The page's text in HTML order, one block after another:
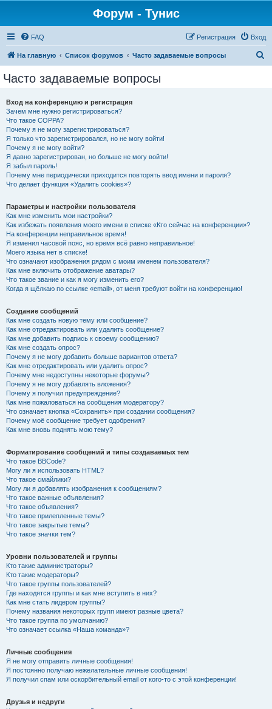
Форум - Тунис
FAQ Вход
Регистрация
На главную Список форумов Часто задаваемые вопросы
Часто задаваемые вопросы
Вход на конференцию и регистрация
Зачем мне нужно регистрироваться?
Что такое COPPA?
Почему я не могу зарегистрироваться?
Я только что зарегистрировался, но не могу войти!
Почему я не могу войти?
Я давно зарегистрирован, но больше не могу войти!
Я забыл пароль!
Почему мне периодически приходится повторять ввод имени и пароля?
Что делает функция «Удалить cookies»?
Параметры и настройки пользователя
Как мне изменить мои настройки?
Как избежать появления моего имени в списке «Кто сейчас на конференции»?
На конференции неправильное время!
Я изменил часовой пояс, но время всё равно неправильное!
Моего языка нет в списке!
Что означают изображения рядом с моим именем пользователя?
Как мне включить отображение аватары?
Что такое звание и как я могу изменить его?
Когда я щёлкаю по ссылке «email», от меня требуют войти на конференцию!
Создание сообщений
Как мне создать новую тему или сообщение?
Как мне отредактировать или удалить сообщение?
Как мне добавить подпись к своему сообщению?
Как мне создать опрос?
Почему я не могу добавить больше вариантов ответа?
Как мне отредактировать или удалить опрос?
Почему мне недоступны некоторые форумы?
Почему я не могу добавлять вложения?
Почему я получил предупреждение?
Как мне пожаловаться на сообщения модератору?
Что означает кнопка «Сохранить» при создании сообщения?
Почему моё сообщение требует одобрения?
Как мне вновь поднять мою тему?
Форматирование сообщений и типы создаваемых тем
Что такое BBCode?
Могу ли я использовать HTML?
Что такое смайлики?
Могу ли я добавлять изображения к сообщениям?
Что такое важные объявления?
Что такое объявления?
Что такое прилепленные темы?
Что такое закрытые темы?
Что такое значки тем?
Уровни пользователей и группы
Кто такие администраторы?
Кто такие модераторы?
Что такое группы пользователей?
Где находятся группы и как мне вступить в них?
Как мне стать лидером группы?
Почему названия некоторых групп имеют разные цвета?
Что такое группа по умолчанию?
Что означает ссылка «Наша команда»?
Личные сообщения
Я не могу отправить личные сообщения!
Я постоянно получаю нежелательные личные сообщения!
Я получил спам или оскорбительный email от кого-то с этой конференции!
Друзья и недруги